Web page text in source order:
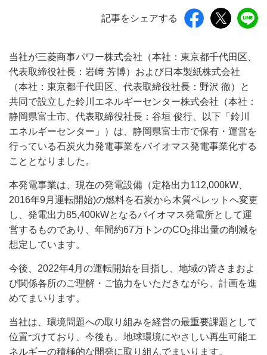
記事をシェアする
当社が三菱商事パワー株式会社（本社：東京都千代田区、
代表取締役社長：岩﨑 芳博）および日本製紙株式会社
（本社：東京都千代田区、代表取締役社長：野沢 徹）と
共同で設立した鈴川エネルギーセンター株式会社（本社：
静岡県富士市、代表取締役社長：谷垣 俊行、以下「鈴川
エネルギーセンター」）は、静岡県富士市で保有・運営を
行っている石炭火力発電事業をバイオマス発電事業化する
こととなりました。
本発電事業は、現在の発電設備（定格出力112,000kW、
2016年9月運転開始)の燃料を石炭から木質ペレットへ変更
し、発電出力85,400kWとなるバイオマス発電所として運
営するものであり、年間約67万トンのCO2排出量の削減を
想定しています。
今後、2022年4月の運転開始を目指し、地域の皆さまおよ
び関係各所のご理解・ご協力をいただきながら、計画を進
めてまいります。
当社は、環境問題への取り組みを経営の最重要課題として
位置づけており、今後も、地球環境にやさしい再生可能エ
ネルギーの積極的な開発に取り組んでまいります。